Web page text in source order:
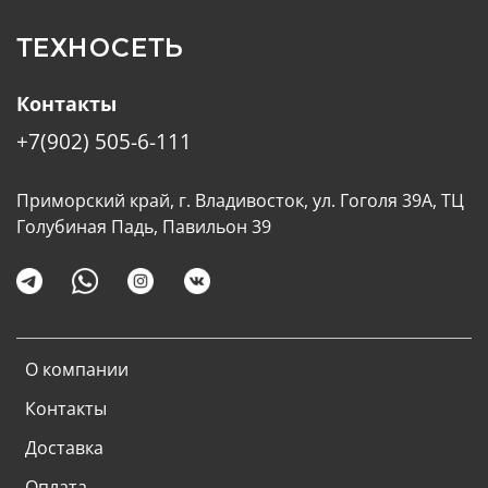
ТЕХНОСЕТЬ
О компании
Контакты
Доставка
Контакты
+7(902) 505-6-111
Приморский край, г. Владивосток, ул. Гоголя 39А, ТЦ
Голубиная Падь, Павильон 39